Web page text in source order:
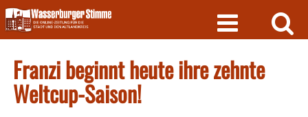
Skip
to
content
Franzi beginnt heute ihre zehnte
Weltcup-Saison!